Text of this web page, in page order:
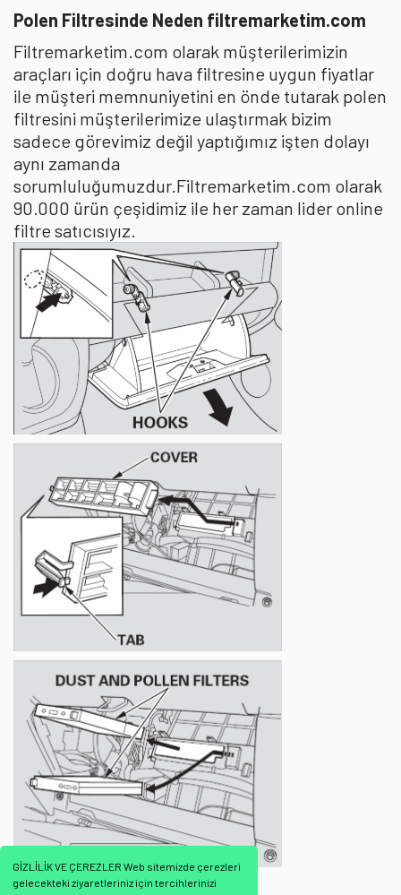
GİZLİLİK VE ÇEREZLER Web sitemizde çerezleri
gelecekteki ziyaretleriniz için tercihlerinizi
Polen Filtresinde Neden filtremarketim.com
Filtremarketim.com olarak müşterilerimizin
araçları için doğru hava filtresine uygun fiyatlar
ile müşteri memnuniyetini en önde tutarak polen
filtresini müşterilerimize ulaştırmak bizim
sadece görevimiz değil yaptığımız işten dolayı
aynı zamanda
sorumluluğumuzdur.Filtremarketim.com olarak
90.000 ürün çeşidimiz ile her zaman lider online
filtre satıcısıyız.